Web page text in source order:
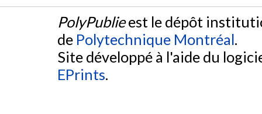
PolyPublieest le dépôt
de Polytechnique Montréal.
Site développé à l'aide du
EPrints.